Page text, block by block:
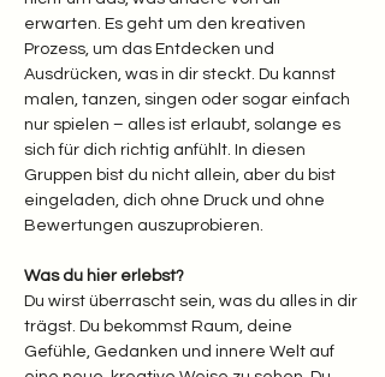
erwarten. Es geht um den kreativen
Prozess, um das Entdecken und
Ausdrücken, was in dir steckt. Du kannst
malen, tanzen, singen oder sogar einfach
nur spielen – alles ist erlaubt, solange es
sich für dich richtig anfühlt. In diesen
Gruppen bist du nicht allein, aber du bist
eingeladen, dich ohne Druck und ohne
Bewertungen auszuprobieren.
Was du hier erlebst?
Du wirst überrascht sein, was du alles in dir
trägst. Du bekommst Raum, deine
Gefühle, Gedanken und innere Welt auf